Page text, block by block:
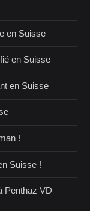
en Suisse
en Suisse
en Suisse
!
Suisse !
Penthaz VD